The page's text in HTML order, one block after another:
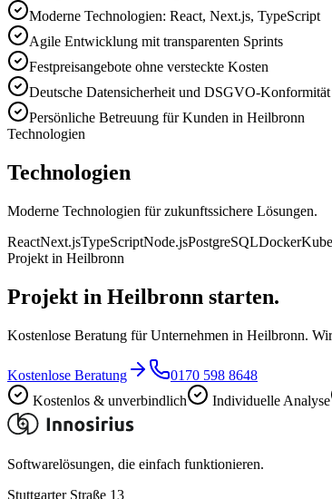
Moderne Technologien: React, Next.js, TypeScript
Agile Entwicklung mit transparenten Sprints
Festpreisangebote ohne versteckte Kosten
Deutsche Datensicherheit und DSGVO-Konformität
Persönliche Betreuung für Kunden in Heilbronn
Technologien
Technologien
Moderne Technologien für zukunftssichere Lösungen.
ReactNext.jsTypeScriptNode.jsPostgreSQLDocker
Projekt in Heilbronn
Projekt in Heilbronn starten.
Kostenlose Beratung für Unternehmen in Heilbronn.
Kostenlose Beratung
0170 598 8648
Kostenlos & unverbindlich
Individuelle Analyse
Softwarelösungen, die einfach funktionieren.
Stuttgarter Straße 13